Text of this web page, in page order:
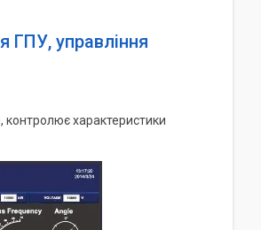
ГПУ, управління
контролює характеристики